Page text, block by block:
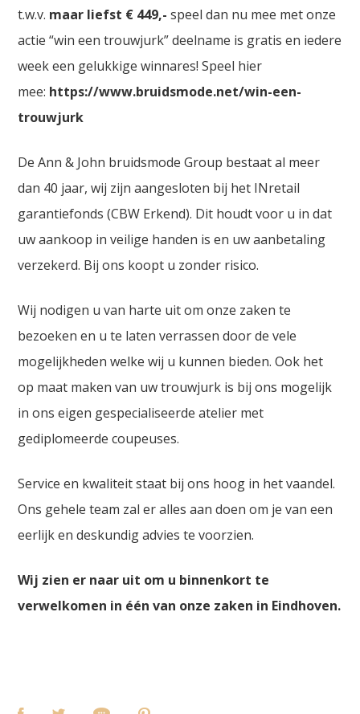
t.w.v. maar liefst € 449,- speel dan nu mee met onze
actie “win een trouwjurk” deelname is gratis en iedere
week een gelukkige winnares! Speel hier
mee: https://www.bruidsmode.net/win-een-
trouwjurk
De Ann & John bruidsmode Group bestaat al meer
dan 40 jaar, wij zijn aangesloten bij het INretail
garantiefonds (CBW Erkend). Dit houdt voor u in dat
uw aankoop in veilige handen is en uw aanbetaling
verzekerd. Bij ons koopt u zonder risico.
Wij nodigen u van harte uit om onze zaken te
bezoeken en u te laten verrassen door de vele
mogelijkheden welke wij u kunnen bieden. Ook het
op maat maken van uw trouwjurk is bij ons mogelijk
in ons eigen gespecialiseerde atelier met
gediplomeerde coupeuses.
Service en kwaliteit staat bij ons hoog in het vaandel.
Ons gehele team zal er alles aan doen om je van een
eerlijk en deskundig advies te voorzien.
Wij zien er naar uit om u binnenkort te
verwelkomen in één van onze zaken in Eindhoven.